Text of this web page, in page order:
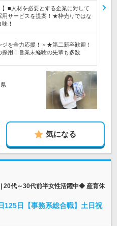
】■人材を必要とする企業に対して
用サービスを提案！★枠売りではな
！
ジを全力応援！＞★第二新卒歓迎！
用！営業未経験の先輩も多数
気になる
20代～30代前半女性活躍中◆ 産育休
日【事務系総合職】土日祝